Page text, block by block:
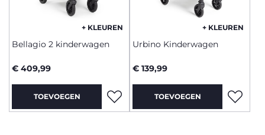
+ KLEUREN
Bellagio 2 kinderwagen
€ 409,99
TOEVOEGEN
+ KLEUREN
Urbino Kinderwagen
€ 139,99
TOEVOEGEN